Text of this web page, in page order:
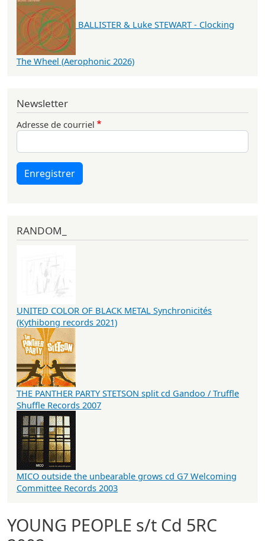
YOUNG PEOPLE s/t Cd 5RC
BALLISTER & Luke STEWART - Clocking
The Wheel (Aerophonic 2026)
Newsletter
Adresse de courriel
Enregistrer
RANDOM_
UNITED COLOR OF BLACK METAL Synchronicités
(Kythibong records 2021)
THE PANTHER PARTY STETSON split cd Gandoo / Truffle
Shuffle Records 2007
MICO outside the unbearable grows cd G7 Welcoming
Committee Records 2003